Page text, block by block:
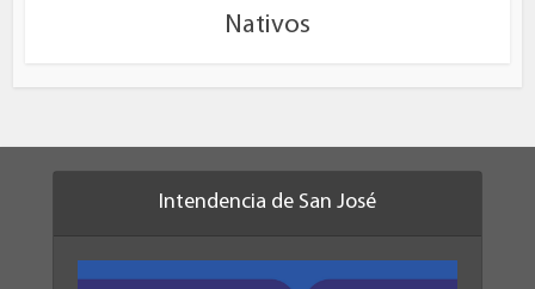
Nativos
Intendencia de San José